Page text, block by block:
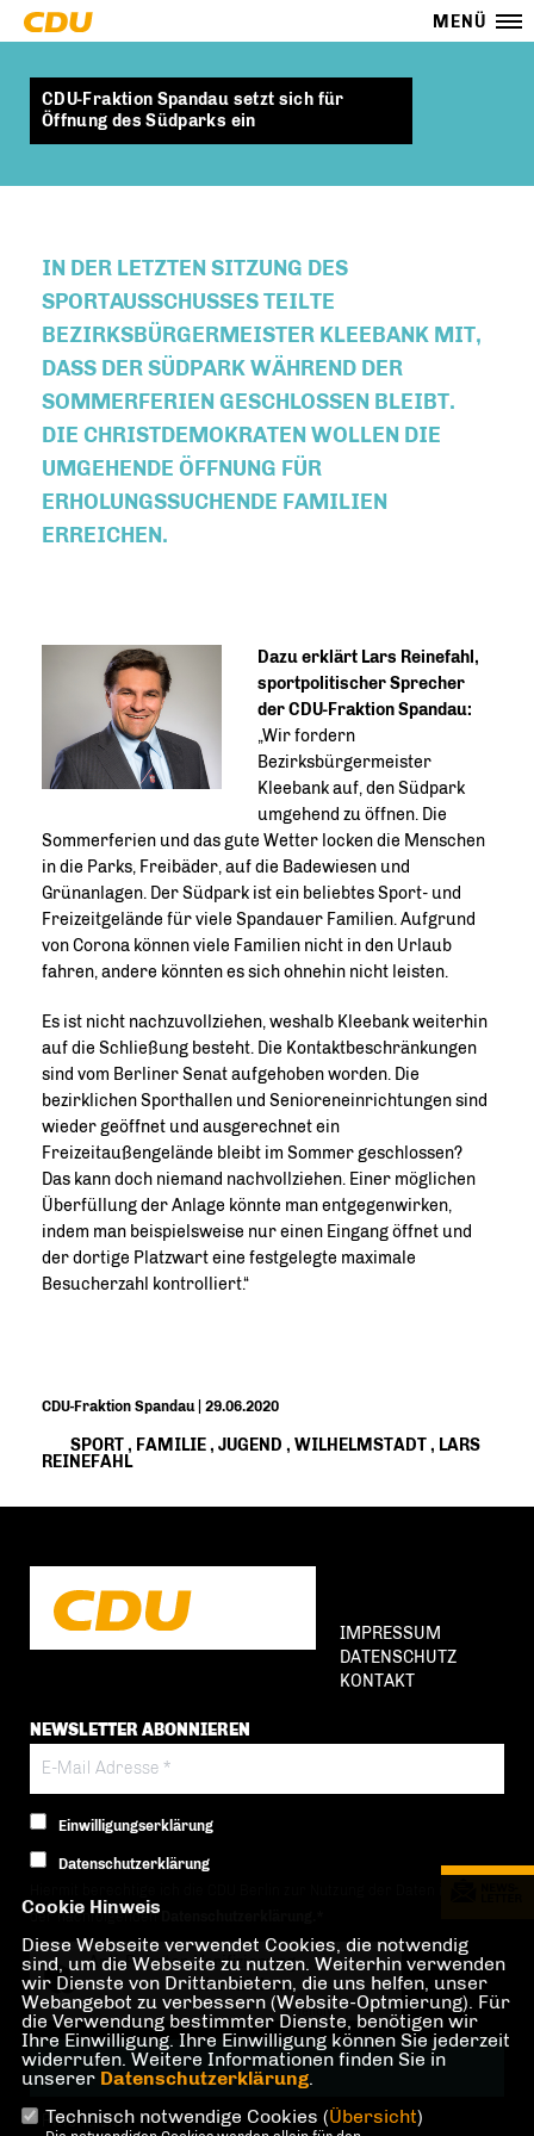
MENÜ
CDU-Fraktion Spandau setzt sich für
Öffnung des Südparks ein
IN DER LETZTEN SITZUNG DES
SPORTAUSSCHUSSES TEILTE
BEZIRKSBÜRGERMEISTER KLEEBANK MIT,
DASS DER SÜDPARK WÄHREND DER
SOMMERFERIEN GESCHLOSSEN BLEIBT.
DIE CHRISTDEMOKRATEN WOLLEN DIE
UMGEHENDE ÖFFNUNG FÜR
ERHOLUNGSSUCHENDE FAMILIEN
ERREICHEN.
Dazu erklärt Lars Reinefahl,
sportpolitischer Sprecher
der CDU-Fraktion Spandau:
Wir fordern
Bezirksbürgermeister
Kleebank auf, den Südpark
umgehend zu öffnen. Die
Sommerferien und das gute Wetter locken die Menschen
in die Parks, Freibäder, auf die Badewiesen und
Grünanlagen. Der Südpark ist ein beliebtes Sport- und
Freizeitgelände für viele Spandauer Familien. Aufgrund
von Corona können viele Familien nicht in den Urlaub
fahren, andere könnten es sich ohnehin nicht leisten.
Es ist nicht nachzuvollziehen, weshalb Kleebank weiterhin
auf die Schließung besteht. Die Kontaktbeschränkungen
sind vom Berliner Senat aufgehoben worden. Die
bezirklichen Sporthallen und Senioreneinrichtungen sind
wieder geöffnet und ausgerechnet ein
Freizeitaußengelände bleibt im Sommer geschlossen?
Das kann doch niemand nachvollziehen. Einer möglichen
Überfüllung der Anlage könnte man entgegenwirken,
indem man beispielsweise nur einen Eingang öffnet und
der dortige Platzwart eine festgelegte maximale
Besucherzahl kontrolliert.“
CDU-Fraktion Spandau | 29.06.2020
SPORT, FAMILIE, JUGEND , WILHELMSTADT, LARS
REINEFAHL
IMPRESSUM
DATENSCHUTZ
KONTAKT
NEWSLETTER ABONNIEREN
Einwilligungserklärung
Datenschutzerklärung
der nachfolgenden
Anti-Roboter-Verifizierung
Hier klicken
FriendlyCaptcha ⇗
* Pflichtfeld!
Cookie Hinweis
Diese Webseite verwendet Cookies, die notwendig
sind, um die Webseite zu nutzen. Weiterhin verwenden
wir Dienste von Drittanbietern, die uns helfen, unser
Webangebot zu verbessern (Website-Optmierung). Für
die Verwendung bestimmter Dienste, benötigen wir
Ihre Einwilligung. Ihre Einwilligung können Sie jederzeit
widerrufen. Weitere Informationen finden Sie in
unserer Datenschutzerklärung.
Technisch notwendige Cookies (Übersicht)